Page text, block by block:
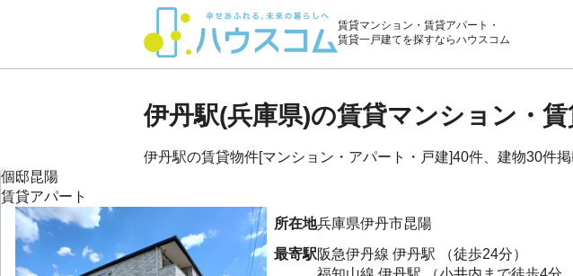
賃貸マンション・賃貸アパート・
賃貸一戸建てを探すならハウスコム
伊丹駅(兵庫県)の賃貸マンション・
伊丹駅の賃貸物件[マンション・アパート・戸建]40件、建物30件
個邸昆陽
賃貸アパート
所在地兵庫県伊丹市昆陽
最寄駅阪急伊丹線 伊丹駅
（徒歩24分）